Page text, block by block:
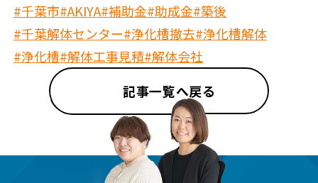
#千葉市#AKIYA#補助金#助成金#築後
#千葉解体センター#浄化槽撤去#浄化槽解体
#浄化槽#解体工事見積#解体会社
記事一覧へ戻る